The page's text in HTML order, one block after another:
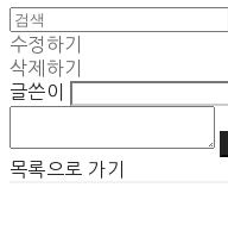
수정하기
삭제하기
글쓴이
목록으로 가기